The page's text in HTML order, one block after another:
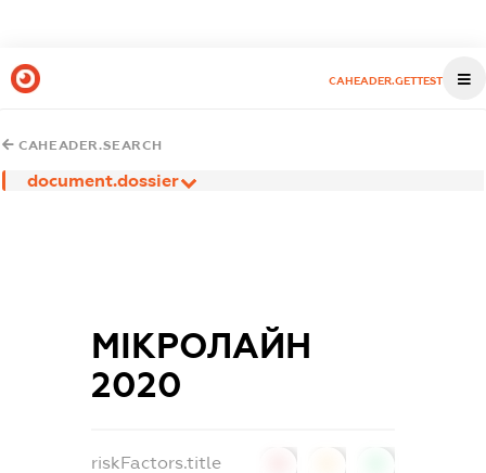
CAHEADER.GETTEST
CAHEADER.SEARCH
document.dossier
МІКРОЛАЙН
2020
riskFactors.title